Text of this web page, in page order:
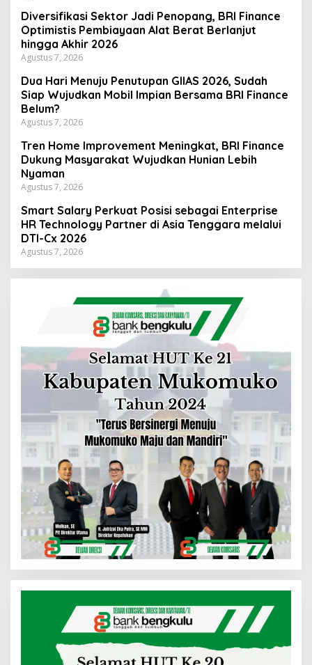
Diversifikasi Sektor Jadi Penopang, BRI Finance
Optimistis Pembiayaan Alat Berat Berlanjut
hingga Akhir 2026
Agustus 7, 2026
Dua Hari Menuju Penutupan GIIAS 2026, Sudah
Siap Wujudkan Mobil Impian Bersama BRI Finance
Belum?
Agustus 7, 2026
Tren Home Improvement Meningkat, BRI Finance
Dukung Masyarakat Wujudkan Hunian Lebih
Nyaman
Agustus 7, 2026
Smart Salary Perkuat Posisi sebagai Enterprise
HR Technology Partner di Asia Tenggara melalui
DTI-Cx 2026
Agustus 7, 2026